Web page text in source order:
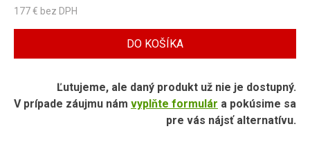
177€ bez DPH
DO KOŠÍKA
Ľutujeme, ale daný produkt už nie je dostupný.
V prípade záujmu nám vyplňte formulár a pokúsime sa
pre vás nájsť alternatívu.